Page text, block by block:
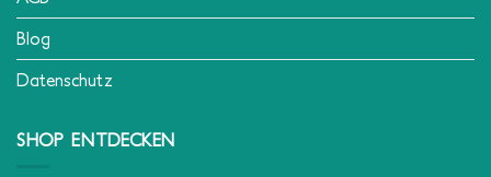
Blog
Datenschutz
SHOP ENTDECKEN